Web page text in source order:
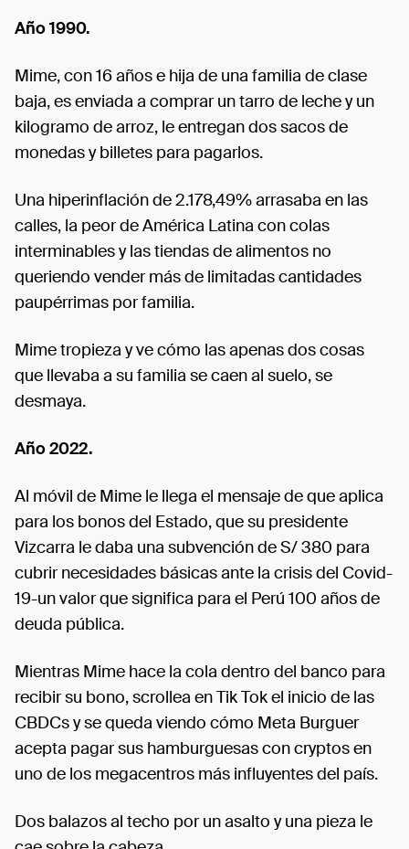
Año 1990.
Mime, con 16 años e hija de una familia de clase
baja, es enviada a comprar un tarro de leche y un
kilogramo de arroz, le entregan dos sacos de
monedas y billetes para pagarlos.
Una hiperinflación de 2.178,49% arrasaba en las
calles, la peor de América Latina con colas
interminables y las tiendas de alimentos no
queriendo vender más de limitadas cantidades
paupérrimas por familia.
Mime tropieza y ve cómo las apenas dos cosas
que llevaba a su familia se caen al suelo, se
desmaya.
Año 2022.
Al móvil de Mime le llega el mensaje de que aplica
para los bonos del Estado, que su presidente
Vizcarra le daba una subvención de S/ 380 para
cubrir necesidades básicas ante la crisis del Covid-
19-un valor que significa para el Perú 100 años de
deuda pública.
Mientras Mime hace la cola dentro del banco para
recibir su bono, scrollea en Tik Tok el inicio de las
CBDCs y se queda viendo cómo Meta Burguer
acepta pagar sus hamburguesas con cryptos en
uno de los megacentros más influyentes del país.
Dos balazos al techo por un asalto y una pieza le